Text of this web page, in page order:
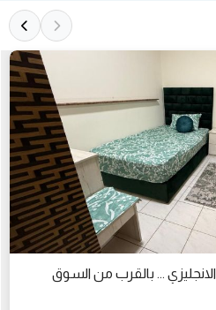
... بالقرب من السوق